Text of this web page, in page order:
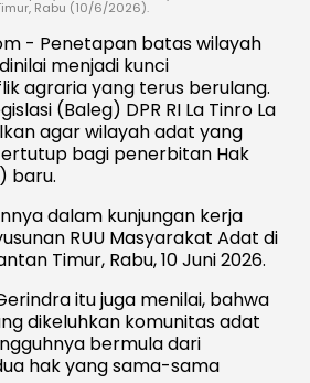
Rabu (10/6/2026).
- Penetapan batas wilayah
menjadi kunci
agraria yang terus berulang.
(Baleg) DPR RI La Tinro La
agar wilayah adat yang
bagi penerbitan Hak
baru.
dalam kunjungan kerja
RUU Masyarakat Adat di
Timur, Rabu, 10 Juni 2026.
itu juga menilai, bahwa
dikeluhkan komunitas adat
bermula dari
hak yang sama-sama